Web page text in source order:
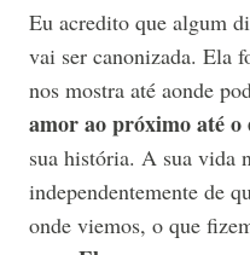
Eu acredito que algum
vai ser canonizada. Ela
nos mostra até aonde
amor ao próximo até o
sua história. A sua vida
independentemente de
onde viemos, o que